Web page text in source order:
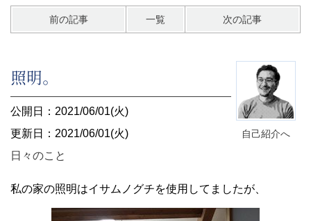
前の記事 一覧 次の記事
自己紹介へ
照明。
公開日：2021/06/01(火)
更新日：2021/06/01(火)
日々のこと
私の家の照明はイサムノグチを使用してましたが、